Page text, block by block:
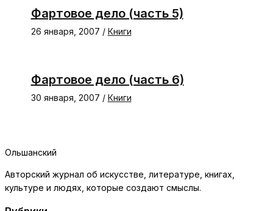
Фартовое дело (часть 5)
26 января, 2007 / Книги
Фартовое дело (часть 6)
30 января, 2007 / Книги
Ольшанский
Авторский журнал об искусстве, литературе, книгах,
культуре и людях, которые создают смыслы.